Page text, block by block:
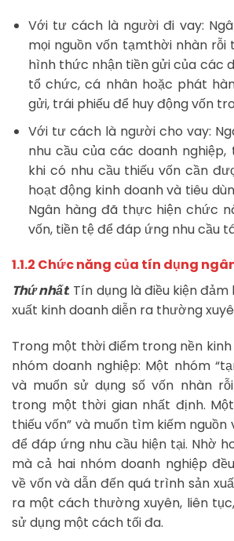
Với tư cách là người đi vay:
mọi nguồn vốn tạmthời nhàn rỗi
hình thức nhận tiền gửi của các
tổ chức, cá nhân hoặc phát
gửi, trái phiếu để huy động vốn
Với tư cách là người cho vay:
nhu cầu của các doanh
khi có nhu cầu thiếu vốn cần
hoạt động kinh doanh và tiêu
Ngân hàng đã thực hiện chức
vốn, tiền tệ để đáp ứng nhu cầu
1.1.2 Chức năng của tín dụng
Thứ nhất. Tín dụng là điều kiện
xuất kinh doanh diễn ra thường
Trong một thời điểm trong nền
nhóm doanh nghiệp: Một nhóm
và muốn sử dụng số vốn nhàn
trong một thời gian nhất định.
thiếu vốn” và muốn tìm kiếm nguồn
để đáp ứng nhu cầu hiện tại. Nhờ
mà cả hai nhóm doanh nghiệp
về vốn và dẫn đến quá trình sản
ra một cách thường xuyên, liên
sử dụng một cách tối đa.